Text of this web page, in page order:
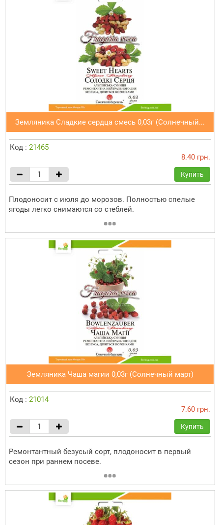
Земляника Сладкие сердца смесь 0,03г (Солнечный...
Код : 21465
8.40 грн.
Купить
Плодоносит с июля до морозов. Полностью спелые
ягоды легко снимаются со стеблей.
Земляника Чаша магии 0,03г (Солнечный март)
Код : 21014
7.60 грн.
Купить
Ремонтантный безусый сорт, плодоносит в первый
сезон при раннем посеве.